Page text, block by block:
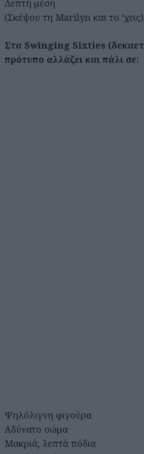
Λεπτή μέση
(Σκέψου τη Marilyn και το ‘χεις)
Στα Swinging Sixties
πρότυπο αλλάζει και πάλι σε:
Ψηλόλιγνη φιγούρα
Αδύνατο σώμα
Μακριά, λεπτά πόδια